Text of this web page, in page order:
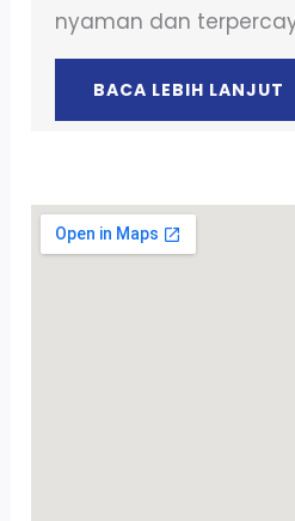
atau keperluan
BACA LEBIH LANJUT